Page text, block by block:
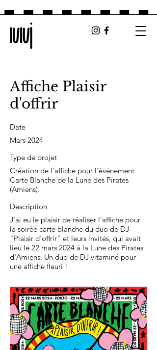
Affiche Plaisir
d'offrir
Date
Mars 2024
Type de projet
Création de l'affiche pour l'événement
Carte Blanche de la Lune des Pirates
(Amiens).
Description
J'ai eu le plaisir de réaliser l'affiche pour
la soirée carte blanche du duo de DJ
"Plaisir d'offrir" et leurs invités, qui avait
lieu le 22 mars 2024 à la Lune des Pirates
d'Amiens. Un duo de DJ vitaminé pour
une affiche fleuri !